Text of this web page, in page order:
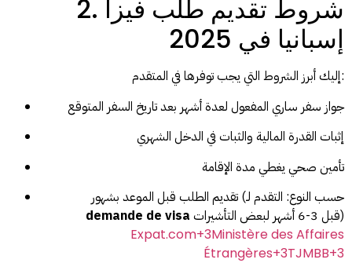
2. شروط تقديم طلب فيزا
إسبانيا في 2025
إليك أبرز الشروط التي يجب توفرها في المتقدم:
جواز سفر ساري المفعول لعدة أشهر بعد تاريخ السفر المتوقع
إثبات القدرة المالية والثبات في الدخل الشهري
تأمين صحي يغطي مدة الإقامة
تقديم الطلب قبل الموعد بشهور (حسب النوع: التقدم لـ
demande de visa
قبل 3-6 أشهر لبعض التأشيرات)
Expat.com+3Ministère des Affaires
Étrangères+3TJMBB+3